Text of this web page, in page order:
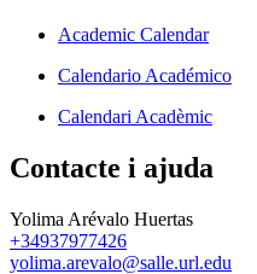
Academic Calendar
Calendario Académico
Calendari Acadèmic
Contacte i ajuda
Yolima Arévalo Huertas
+34937977426
yolima.arevalo@salle.url.edu